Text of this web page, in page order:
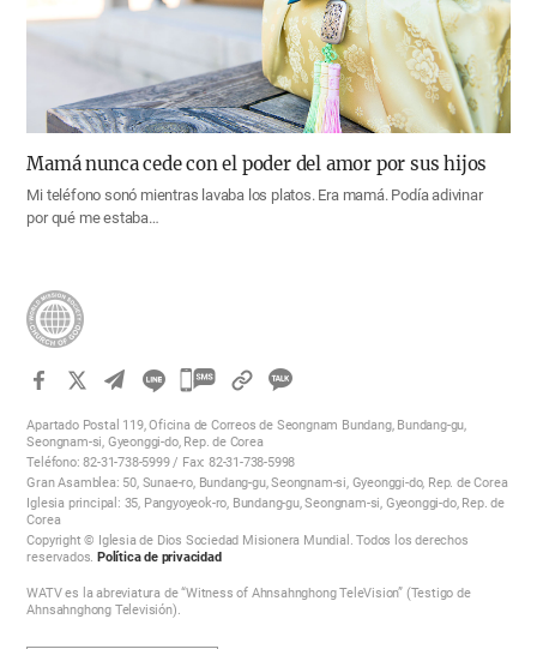
Mamá nunca cede con el poder del amor por sus hijos
Mi teléfono sonó mientras lavaba los platos. Era mamá. Podía adivinar
por qué me estaba…
카
오
톡
공
하
Apartado Postal 119, Oficina de Correos de Seongnam Bundang, Bundang-gu,
Seongnam-si, Gyeonggi-do, Rep. de Corea
Teléfono: 82-31-738-5999 / Fax: 82-31-738-5998
Gran Asamblea: 50, Sunae-ro, Bundang-gu, Seongnam-si, Gyeonggi-do, Rep. de Corea
Iglesia principal: 35, Pangyoyeok-ro, Bundang-gu, Seongnam-si, Gyeonggi-do, Rep. de
Corea
Copyright © Iglesia de Dios Sociedad Misionera Mundial. Todos los derechos
reservados.Política de privacidad
WATV es la abreviatura de “Witness of Ahnsahnghong TeleVision” (Testigo de
Ahnsahnghong Televisión).